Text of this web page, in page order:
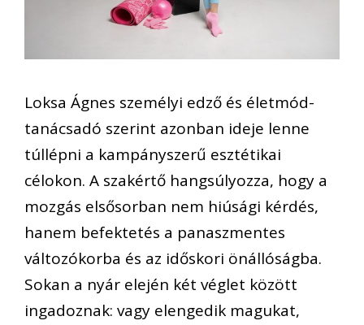
Loksa Ágnes személyi edző és életmód-
tanácsadó szerint azonban ideje lenne
túllépni a kampányszerű esztétikai
célokon. A szakértő hangsúlyozza, hogy a
mozgás elsősorban nem hiúsági kérdés,
hanem befektetés a panaszmentes
változókorba és az időskori önállóságba.
Sokan a nyár elején két véglet között
ingadoznak: vagy elengedik magukat,